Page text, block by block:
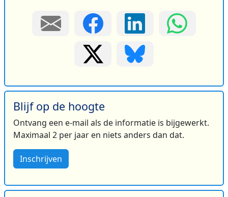
Blijf op de hoogte
Ontvang een e-mail als de informatie is bijgewerkt.
Maximaal 2 per jaar en niets anders dan dat.
Inschrijven